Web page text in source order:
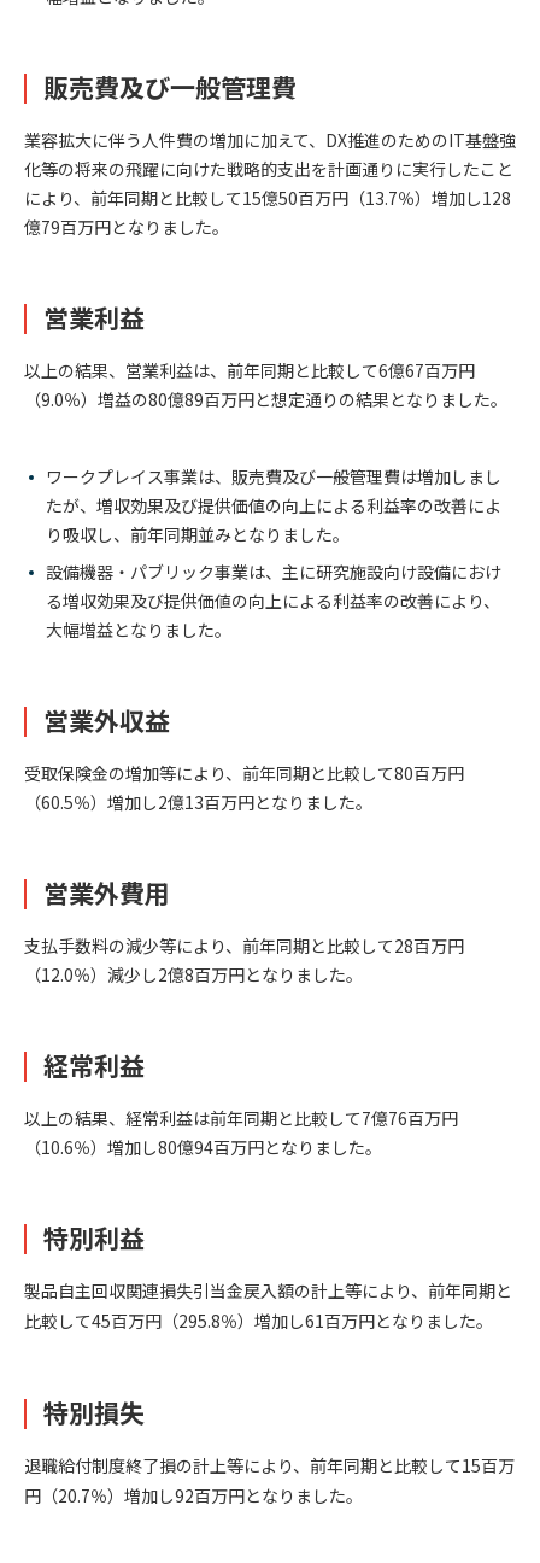
販売費及び一般管理費
業容拡大に伴う人件費の増加に加えて、DX推進のためのIT基盤強
化等の将来の飛躍に向けた戦略的支出を計画通りに実行したこと
により、前年同期と比較して15億50百万円（13.7％）増加し128
億79百万円となりました。
営業利益
以上の結果、営業利益は、前年同期と比較して6億67百万円
（9.0％）増益の80億89百万円と想定通りの結果となりました。
ワークプレイス事業は、販売費及び一般管理費は増加しまし
たが、増収効果及び提供価値の向上による利益率の改善によ
り吸収し、前年同期並みとなりました。
設備機器・パブリック事業は、主に研究施設向け設備におけ
る増収効果及び提供価値の向上による利益率の改善により、
大幅増益となりました。
営業外収益
受取保険金の増加等により、前年同期と比較して80百万円
（60.5％）増加し2億13百万円となりました。
営業外費用
支払手数料の減少等により、前年同期と比較して28百万円
（12.0％）減少し2億8百万円となりました。
経常利益
以上の結果、経常利益は前年同期と比較して7億76百万円
（10.6％）増加し80億94百万円となりました。
特別利益
製品自主回収関連損失引当金戻入額の計上等により、前年同期と
比較して45百万円（295.8％）増加し61百万円となりました。
特別損失
退職給付制度終了損の計上等により、前年同期と比較して15百万
円（20.7％）増加し92百万円となりました。